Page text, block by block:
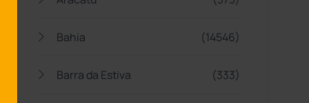
Bahia (14546)
Barra da Estiva (333)